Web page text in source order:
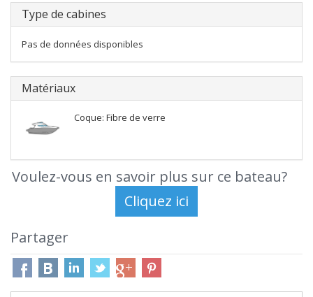
Type de cabines
Pas de données disponibles
Matériaux
Coque: Fibre de verre
Voulez-vous en savoir plus sur ce bateau?
Partager